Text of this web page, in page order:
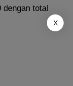
dengan total
X